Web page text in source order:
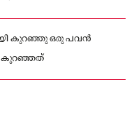
കുറഞ്ഞു ഒരു പവന്‍
കുറഞ്ഞത്